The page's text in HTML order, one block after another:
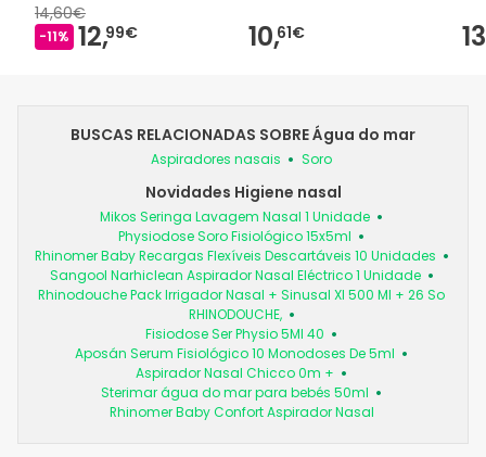
14,60€
-11% 12,99€ 10,61€
BUSCAS RELACIONADAS SOBRE Água do mar
Aspiradores nasais Soro
Novidades Higiene nasal
Mikos Seringa Lavagem Nasal 1 Unidade
Physiodose Soro Fisiológico 15x5ml
Rhinomer Baby Recargas Flexíveis Descartáveis 10 Unidades
Sangool Narhiclean Aspirador Nasal Eléctrico 1 Unidade
Rhinodouche Pack Irrigador Nasal + Sinusal Xl 500 Ml + 26 So
RHINODOUCHE,
Fisiodose Ser Physio 5Ml 40
Aposán Serum Fisiológico 10 Monodoses De 5ml
Aspirador Nasal Chicco 0m +
Sterimar água do mar para bebés 50ml
Rhinomer Baby Confort Aspirador Nasal